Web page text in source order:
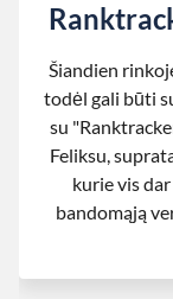
Šiandien
todėl gali būti
su
Feliksu,
kurie vis
bandomąją